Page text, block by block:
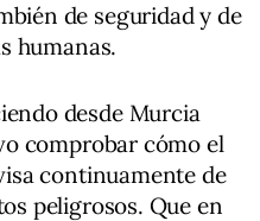
de seguridad y de
humanas.
desde Murcia
comprobar cómo el
continuamente de
peligrosos. Que en